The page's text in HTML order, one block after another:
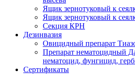
Ящик зернотуковый к
Ящик зернотуковый к
Секция КРН
Дезинвазия
Овицидный препарат
Препарат нематоцидный
нематоцид, фунгицид,
Сертификаты